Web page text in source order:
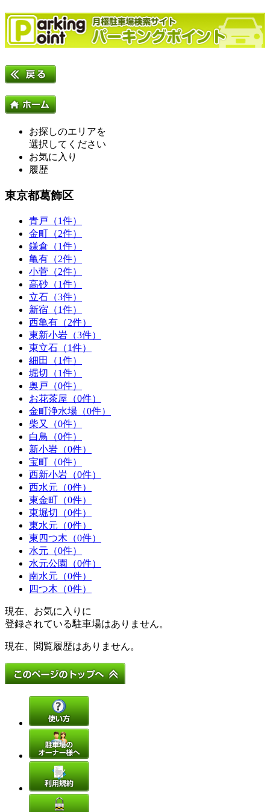
お探しのエリアを
選択してください
お気に入り
履歴
東京都葛飾区
青戸（1件）
金町（2件）
鎌倉（1件）
亀有（2件）
小菅（2件）
高砂（1件）
立石（3件）
新宿（1件）
西亀有（2件）
東新小岩（3件）
東立石（1件）
細田（1件）
堀切（1件）
奥戸（0件）
お花茶屋（0件）
金町浄水場（0件）
柴又（0件）
白鳥（0件）
新小岩（0件）
宝町（0件）
西新小岩（0件）
西水元（0件）
東金町（0件）
東堀切（0件）
東水元（0件）
東四つ木（0件）
水元（0件）
水元公園（0件）
南水元（0件）
四つ木（0件）
現在、お気に入りに
登録されている駐車場はありません。
現在、閲覧履歴はありません。